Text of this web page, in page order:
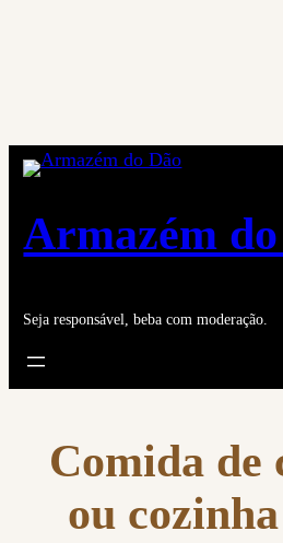
Armazém
Seja responsável, beba com moderação.
Comida de
ou